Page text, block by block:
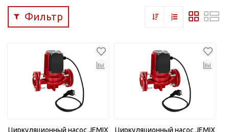
Фильтр
Циркуляционный насос JEMIX
Циркуляционный насос JEMIX